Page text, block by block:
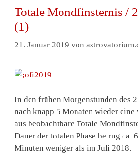
Totale Mondfinsternis /
(1)
21. Januar 2019 von
In den frühen Morgenstunden des
nach knapp 5 Monaten wieder eine
aus beobachtbare Totale
Dauer der totalen Phase betrug ca.
Minuten weniger als im Juli 2018.